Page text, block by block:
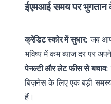
ईएमआई समय पर भुगतान
क्रेडिट स्कोर में सुधार: जब
भविष्य में कम ब्याज दर पर
पेनल्टी और लेट फीस से बचाव:
बिज़नेस के लिए एक बड़ी
हैं।